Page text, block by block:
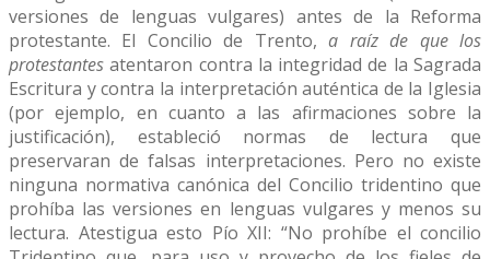
versiones de lenguas vulgares) antes de la Reforma
protestante. El Concilio de Trento,a raíz de que los
protestantesatentaron contra la integridad de la Sagrada
Escritura y contra la interpretación auténtica de la Iglesia
(por ejemplo, en cuanto a las afirmaciones sobre la
justificación), estableció normas de lectura que
preservaran de falsas interpretaciones. Pero no existe
ninguna normativa canónica del Concilio tridentino que
prohíba las versiones en lenguas vulgares y menos su
lectura. Atestigua esto Pío XII: “No prohíbe el concilio